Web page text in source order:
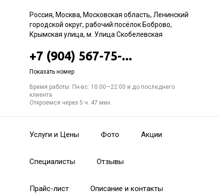
Россия, Москва, Московская область, Ленинский
городской округ, рабочий посёлок Боброво,
Крымская улица, м. Улица Скобелевская
+7 (904) 567-75-...
Показать номер
Время работы: Пн-вс: 10:00—22:00 и до последнего
клиента
Откроемся через 5 ч. 47 мин.
Услуги и Цены Фото Акции
Специалисты Отзывы
Прайс-лист Описание и контакты